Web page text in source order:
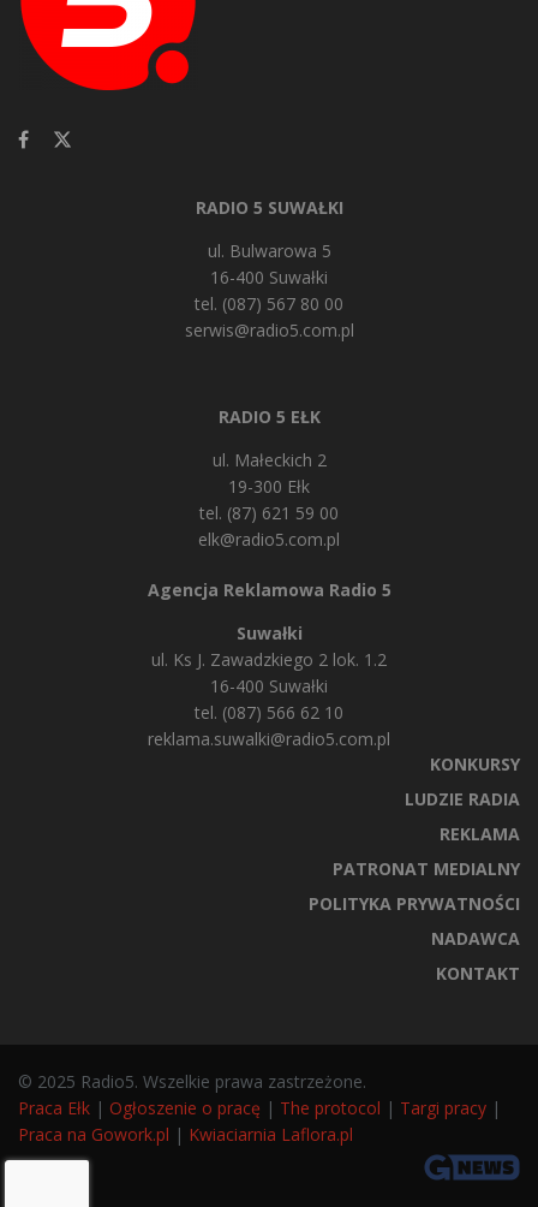
RADIO 5 SUWAŁKI
ul. Bulwarowa 5
16-400 Suwałki
tel. (087) 567 80 00
serwis@radio5.com.pl
RADIO 5 EŁK
ul. Małeckich 2
19-300 Ełk
tel. (87) 621 59 00
elk@radio5.com.pl
Agencja Reklamowa Radio 5
Suwałki
ul. Ks J. Zawadzkiego 2 lok. 1.2
16-400 Suwałki
tel. (087) 566 62 10
reklama.suwalki@radio5.com.pl
KONKURSY
LUDZIE RADIA
REKLAMA
PATRONAT MEDIALNY
POLITYKA PRYWATNOŚCI
NADAWCA
KONTAKT
© 2025 Radio5. Wszelkie prawa zastrzeżone.
Praca Ełk | Ogłoszenie o pracę | The protocol | Targi pracy |
Praca na Gowork.pl | Kwiaciarnia Laflora.pl